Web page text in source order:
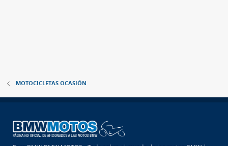
MOTOCICLETAS OCASIÓN